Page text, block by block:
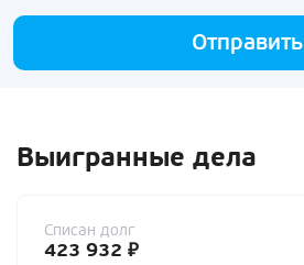
Отправить
Выигранные дела
Списан долг
423 932 ₽